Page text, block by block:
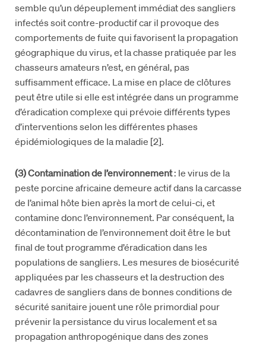
semble qu’un dépeuplement immédiat des sangliers
infectés soit contre-productif car il provoque des
comportements de fuite qui favorisent la propagation
géographique du virus, et la chasse pratiquée par les
chasseurs amateurs n’est, en général, pas
suffisamment efficace. La mise en place de clôtures
peut être utile si elle est intégrée dans un programme
d’éradication complexe qui prévoie différents types
d’interventions selon les différentes phases
épidémiologiques de la maladie [2].
(3) Contamination de l’environnement: le virus de la
peste porcine africaine demeure actif dans la carcasse
de l’animal hôte bien après la mort de celui-ci, et
contamine donc l’environnement. Par conséquent, la
décontamination de l’environnement doit être le but
final de tout programme d’éradication dans les
populations de sangliers. Les mesures de biosécurité
appliquées par les chasseurs et la destruction des
cadavres de sangliers dans de bonnes conditions de
sécurité sanitaire jouent une rôle primordial pour
prévenir la persistance du virus localement et sa
propagation anthropogénique dans des zones